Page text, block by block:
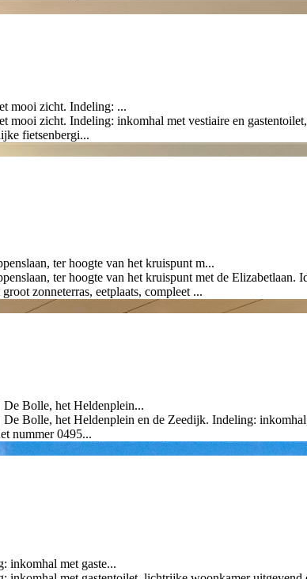
mooi zicht. Indeling: ...
mooi zicht. Indeling: inkomhal met vestiaire en
fietsenbergi...
ter hoogte van het kruispunt m...
ter hoogte van het kruispunt met de Elizabetlaan.
zonneterras, eetplaats, compleet ...
De Bolle, het Heldenplein...
Bolle, het Heldenplein en de Zeedijk. Indeling:
nummer 0495...
inkomhal met gaste...